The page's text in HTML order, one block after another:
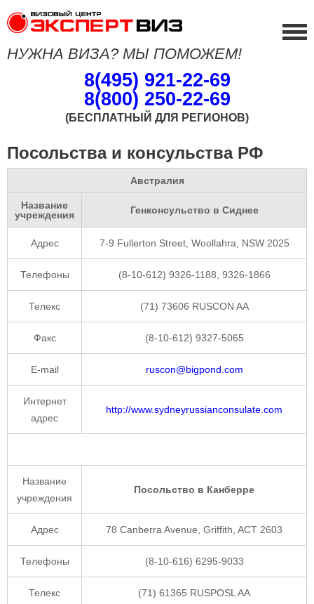
НУЖНА ВИЗА? МЫ ПОМОЖЕМ!
8(495) 921-22-69
8(800) 250-22-69
(БЕСПЛАТНЫЙ ДЛЯ РЕГИОНОВ)
Посольства и консульства РФ
Австралия
Название
учреждения
Генконсульство в Сиднее
Адрес 7-9 Fullerton Street, Woollahra, NSW 2025
Телефоны (8-10-612) 9326-1188, 9326-1866
Телекс (71) 73606 RUSCON AA
Факс (8-10-612) 9327-5065
E-mail ruscon@bigpond.com
Интернет
адрес
http://www.sydneyrussianconsulate.com
Название
учреждения
Посольство в Канберре
Адрес 78 Canberra Avenue, Griffith, ACT 2603
Телефоны (8-10-616) 6295-9033
Телекс (71) 61365 RUSPOSL AA